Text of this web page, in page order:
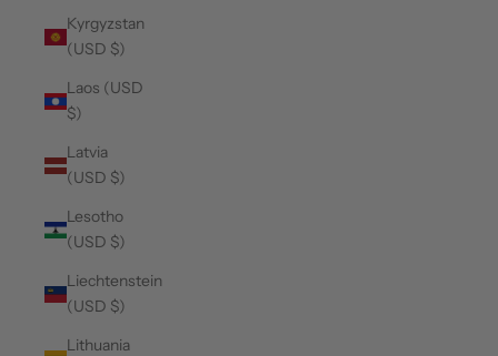
Kyrgyzstan
(USD $)
Laos (USD
$)
Latvia
(USD $)
Lesotho
(USD $)
Liechtenstein
(USD $)
Lithuania